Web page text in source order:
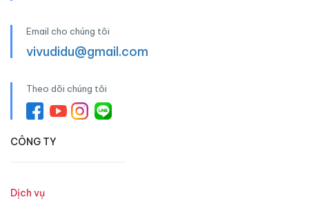
Email cho chúng tôi
vivudidu@gmail.com
Theo dõi chúng tôi
CÔNG TY
Dịch vụ